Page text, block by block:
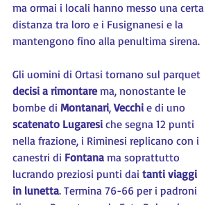
ma ormai i locali hanno messo una certa
distanza tra loro e i Fusignanesi e la
mantengono fino alla penultima sirena.
Gli uomini di Ortasi tornano sul parquet
decisi a rimontare ma, nonostante le
bombe di Montanari, Vecchi e di uno
scatenato Lugaresi che segna 12 punti
nella frazione, i Riminesi replicano con i
canestri di Fontana ma soprattutto
lucrando preziosi punti dai tanti viaggi
in lunetta. Termina 76-66 per i padroni